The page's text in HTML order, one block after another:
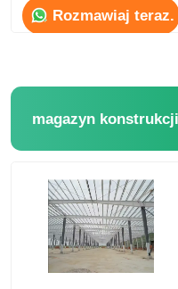
Rozmawiaj teraz.
magazyn